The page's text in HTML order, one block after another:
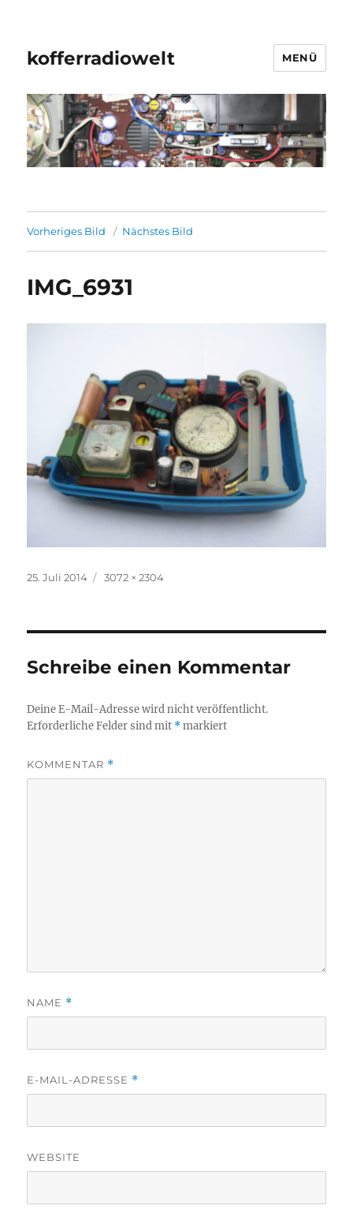
kofferradiowelt MENÜ
Vorheriges Bild Nächstes Bild
IMG_6931
Veröffentlicht
25. Juli 2014
Volle
3072 × 2304
Schreibe einen Kommentar
Deine E-Mail-Adresse wird nicht veröffentlicht.
Erforderliche Felder sind mit *markiert
KOMMENTAR *
NAME *
E-MAIL-ADRESSE *
WEBSITE